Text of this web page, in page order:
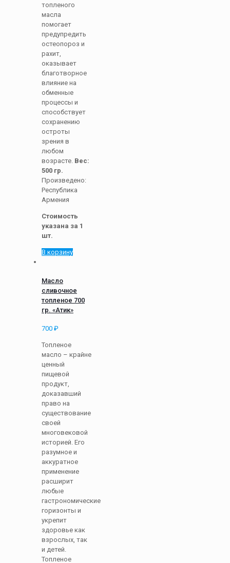
топленого
масла
помогает
предупредить
остеопороз и
рахит,
оказывает
благотворное
влияние на
обменные
процессы и
способствует
сохранению
остроты
зрения в
любом
возрасте. Вес:
500 гр.
Произведено:
Республика
Армения
Стоимость
указана за 1
шт.
В корзину
Масло
сливочное
топленое 700
гр. «Атик»
700 ₽
Топленое
масло – крайне
ценный
пищевой
продукт,
доказавший
право на
существование
своей
многовековой
историей. Его
разумное и
аккуратное
применение
расширит
любые
гастрономические
горизонты и
укрепит
здоровье как
взрослых, так
и детей.
Топленое